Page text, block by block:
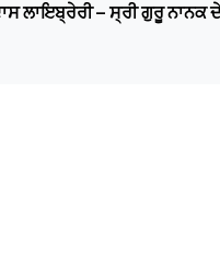
ਲਾਇਬ੍ਰੇਰੀ – ਸ੍ਰੀ ਗੁਰੂ ਨਾਨਕ